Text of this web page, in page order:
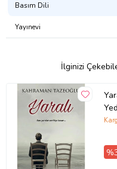
Kapak Türü: Karton Kapak
Sayfa Sayısı: 125
Kağıt Cinsi: 2. Hamur
Çevirmen:
Basım Dili
Yayınevi
İlginizi